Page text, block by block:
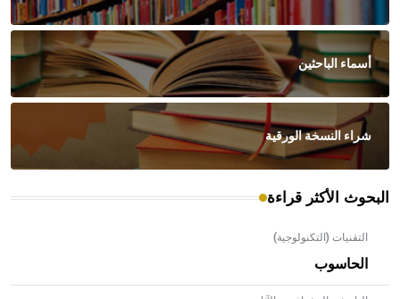
أسماء الباحثين
شراء النسخة الورقية
البحوث الأكثر قراءة
التقنيات (التكنولوجية)
الحاسوب